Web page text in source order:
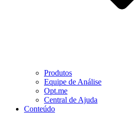
Produtos
Equipe de Análise
Opt.me
Central de Ajuda
Conteúdo